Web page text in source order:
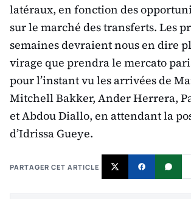
latéraux, en fonction des
sur le marché des transferts. Les
semaines devraient nous en dire
virage que prendra le mercato
pour l’instant vu les arrivées de
Mitchell Bakker, Ander Herrera,
et Abdou Diallo, en attendant la
d’Idrissa Gueye.
PARTAGER CET ARTICLE